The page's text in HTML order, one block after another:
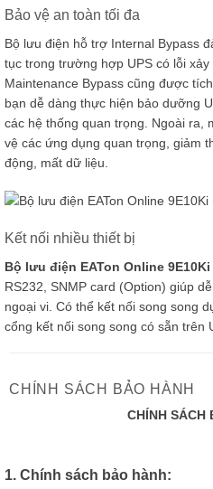
Bảo vệ an toàn tối đa
Bộ lưu điện hỗ trợ Internal Bypass
tục trong trường hợp UPS có lỗi
Maintenance Bypass cũng được
bạn dễ dàng thực hiện bảo dưỡng
các hệ thống quan trọng. Ngoài ra,
vệ các ứng dụng quan trọng, giảm
động, mất dữ liệu.
Kết nối nhiều thiết bị
Bộ lưu điện EATon Online 9E10Ki
RS232, SNMP card (Option) giúp
ngoại vi. Có thể kết nối song song
cổng kết nối song song có sẵn trên
CHÍNH SÁCH BẢO HÀNH
CHÍNH SÁCH
1. Chính sách bảo hành: